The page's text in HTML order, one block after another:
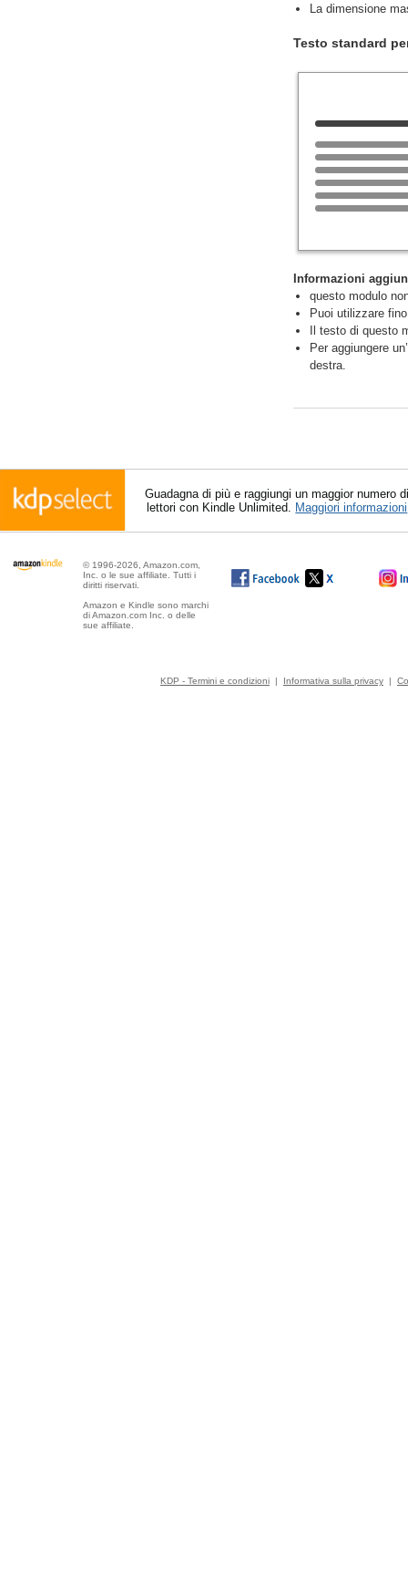
La dimensione
Testo standard
Informazioni
questo modulo
Puoi utilizzare
Il testo di questo
Per aggiungere
destra.
Guadagna di più e raggiungi un maggior numero
lettori con Kindle Unlimited. Maggiori informazioni
© 1996-2026, Amazon.com,
Inc. o le sue affiliate. Tutti i
diritti riservati.
Amazon e Kindle sono marchi
di Amazon.com Inc. o delle
sue affiliate.
KDP - Termini e condizioni | Informativa sulla privacy |